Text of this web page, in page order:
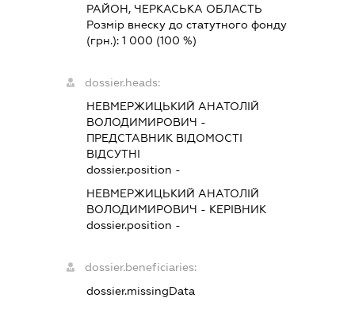
РАЙОН, ЧЕРКАСЬКА ОБЛАСТЬ
Розмір внеску до статутного фонду
(грн.): 1 000 (100 %)
dossier.heads:
НЕВМЕРЖИЦЬКИЙ АНАТОЛІЙ
ВОЛОДИМИРОВИЧ -
ПРЕДСТАВНИК ВІДОМОСТІ
ВІДСУТНІ
dossier.position -
НЕВМЕРЖИЦЬКИЙ АНАТОЛІЙ
ВОЛОДИМИРОВИЧ - КЕРІВНИК
dossier.position -
dossier.beneficiaries:
dossier.missingData